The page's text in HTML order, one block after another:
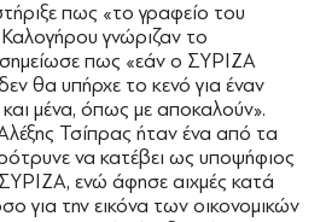
πως «το γραφείο του
γνώριζαν το
πως «εάν ο ΣΥΡΙΖΑ
θα υπήρχε το κενό για έναν
μένα, όπως με αποκαλούν».
Τσίπρας ήταν ένα από τα
να κατέβει ως υποψήφιος
ενώ άφησε αιχμές κατά
για την εικόνα των οικονομικών